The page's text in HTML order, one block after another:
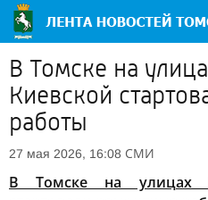
В Томске на
Киевской
работы
27 мая 2026, 16:08 СМИ
В Томске на улицах